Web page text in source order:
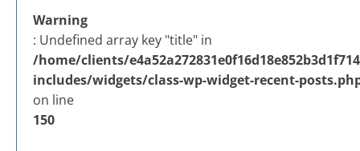
Warning
: Undefined array key "title" in
/home/clients/
includes/widgets/class-wp-widget-recent-
on line
150